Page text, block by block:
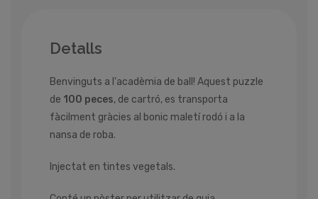
Detalls
Benvinguts a l'acadèmia de ball! Aquest puzzle
de 100 peces, de cartró, es transporta
fàcilment gràcies al bonic maletí rodó i a la
nansa de roba.
Injectat en tintes vegetals.